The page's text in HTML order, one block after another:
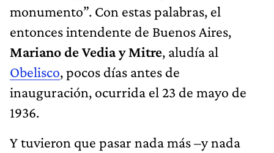
monumento”. Con estas palabras, el
entonces intendente de Buenos Aires,
Mariano de Vedia y Mitre, aludía al
Obelisco, pocos días antes de
inauguración, ocurrida el 23 de mayo de
1936.
Y tuvieron que pasar nada más –y nada